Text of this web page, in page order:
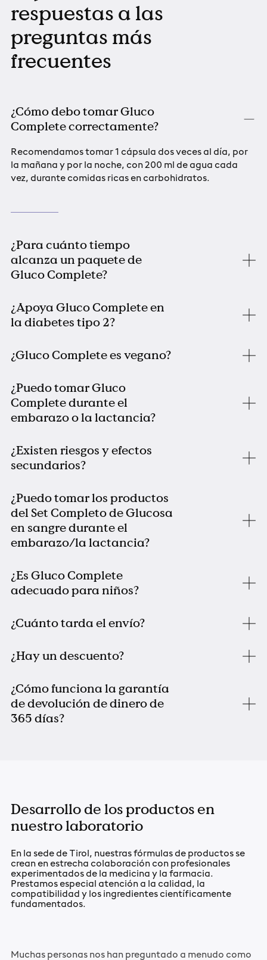
respuestas a las
preguntas más
frecuentes
¿Cómo debo tomar Gluco
Complete correctamente?
Recomendamos tomar 1 cápsula dos veces al día, por
la mañana y por la noche, con 200 ml de agua cada
vez, durante comidas ricas en carbohidratos.
¿Para cuánto tiempo
alcanza un paquete de
Gluco Complete?
¿Apoya Gluco Complete en
la diabetes tipo 2?
¿Gluco Complete es vegano?
¿Puedo tomar Gluco
Complete durante el
embarazo o la lactancia?
¿Existen riesgos y efectos
secundarios?
¿Puedo tomar los productos
del Set Completo de Glucosa
en sangre durante el
embarazo/la lactancia?
¿Es Gluco Complete
adecuado para niños?
¿Cuánto tarda el envío?
¿Hay un descuento?
¿Cómo funciona la garantía
de devolución de dinero de
365 días?
Desarrollo de los productos en
nuestro laboratorio
En la sede de Tirol, nuestras fórmulas de productos se
crean en estrecha colaboración con profesionales
experimentados de la medicina y la farmacia.
Prestamos especial atención a la calidad, la
compatibilidad y los ingredientes científicamente
fundamentados.
Muchas personas nos han preguntado a menudo como